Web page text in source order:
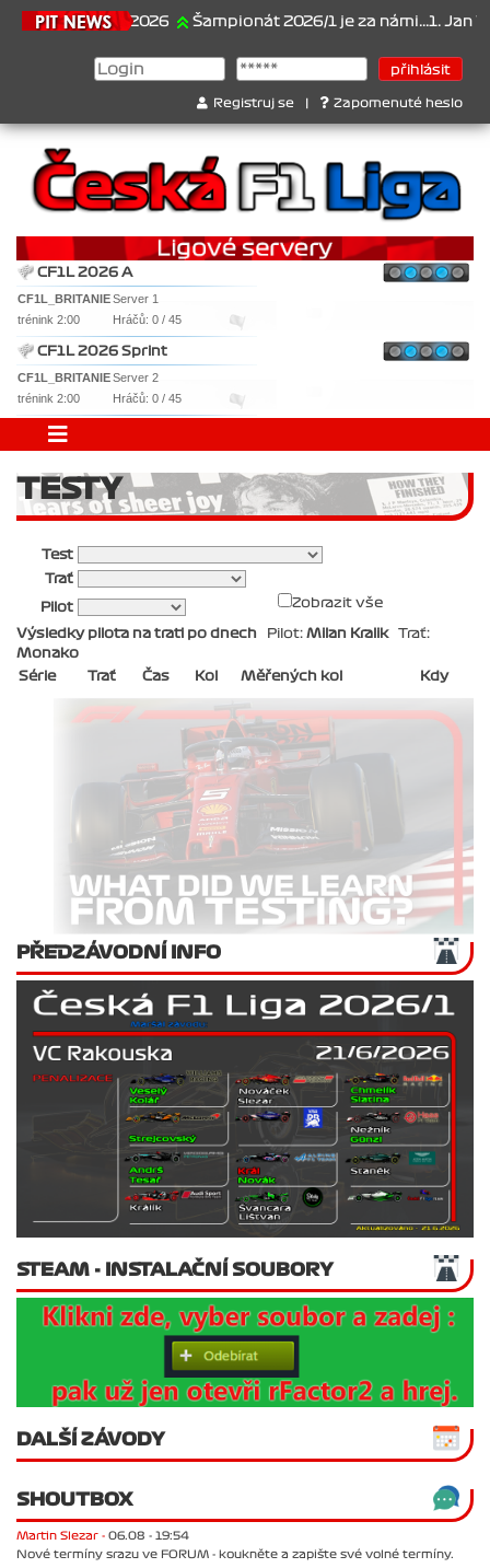
21.6.2026 Šampionát 2026/1 je za námi...1. Jan
Registruj se Zapomenuté heslo
CF1L 2026 A
CF1L_BRITANIEServer 1
trénink 2:00
Hráčů: 0 / 45
CF1L 2026 Sprint
CF1L_BRITANIEServer 2
trénink 2:00
Hráčů: 0 / 45
TESTY
Test
Trať
Pilot Zobrazit vše
Výsledky pilota na trati po dnech Pilot: Milan KralikTrať:
Monako
Série
Trať Čas Kol Měřených kol Kdy
PŘEDZÁVODNÍ INFO
STEAM - INSTALAČNÍ SOUBORY
DALŠÍ ZÁVODY
SHOUTBOX
Martin Slezar - 06.08 - 19:54
Nové termíny srazu ve FORUM - koukněte a zapište své volné termíny.